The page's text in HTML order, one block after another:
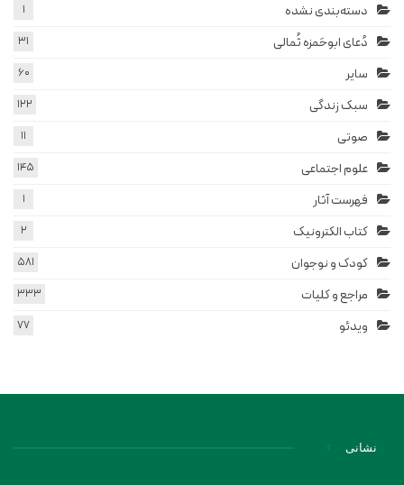
دسته‌بندی نشده 1
دُعای ابوحَمزه ثُمالی 31
سایر 60
سبک زندگی 122
صوتی 11
علوم اجتماعی 145
فهرست آثار 1
کتاب الکترونیک 2
کودک و نوجوان 581
مراجع و کلیات 333
ویدئو 77
نشانی